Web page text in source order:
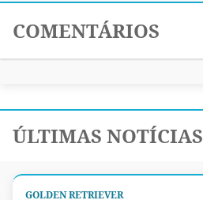
COMENTÁRIOS
ÚLTIMAS NOTÍCIAS
GOLDEN RETRIEVER